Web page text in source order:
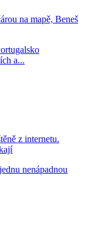
na mapě, Beneš
a...
z internetu.
nenápadnou